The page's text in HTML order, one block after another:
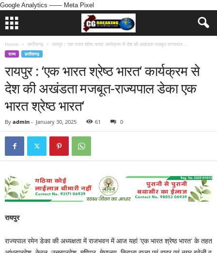
Google Analytics —— Meta Pixel
Home छत्तीसगढ़ रायपुर : ‘एक भारत श्रेष्ठ भारत‘ कार्यक्रम से देश की अखंडता मजबूत-राज्यपाल...
राज्य छत्तीसगढ़
रायपुर : ‘एक भारत श्रेष्ठ भारत‘ कार्यक्रम से
देश की अखंडता मजबूत-राज्यपाल डेका एक
भारत श्रेष्ठ भारत‘
By admin - January 30, 2025 61 0
रायपुर
राज्यपाल रमेन डेका की अध्यक्षता में राजभवन में आज यहां ‘एक भारत श्रेष्ठ भारत‘ के तहत